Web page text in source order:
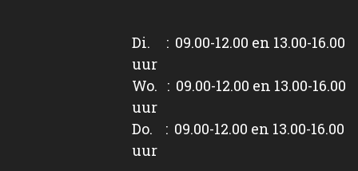
Di. : 09.00-12.00 en 13.00-16.00
uur
Wo. : 09.00-12.00 en 13.00-16.00
uur
Do. : 09.00-12.00 en 13.00-16.00
uur